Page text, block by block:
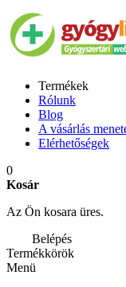
Termékek
Rólunk
Blog
A vásárlás
Elérhetőségek
0
Kosár
Az Ön kosara üres.
Belépés
Termékkörök
Menü